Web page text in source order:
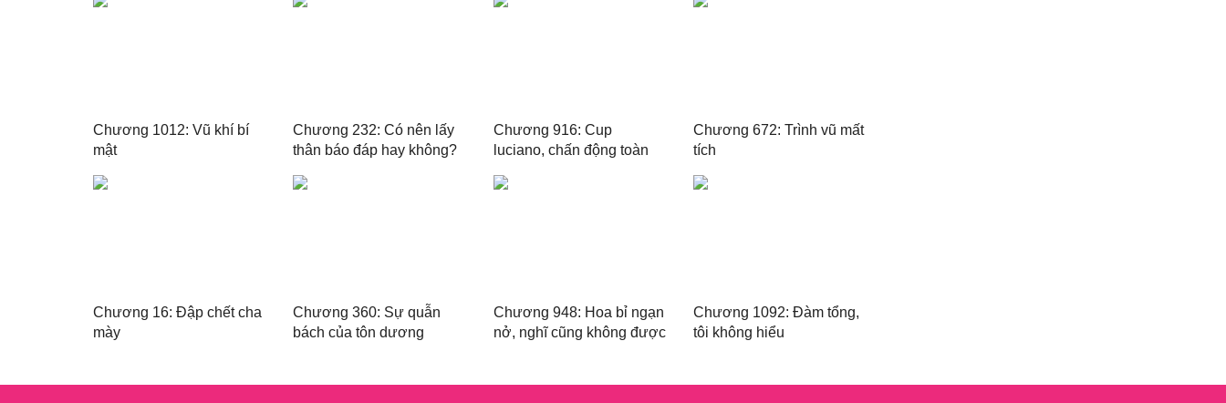
Chương 1012: Vũ khí bí
mật
Chương 232: Có nên lấy
thân báo đáp hay không?
Chương 916: Cup
luciano, chấn động toàn
Chương 672: Trình vũ mất
tích
Chương 16: Đập chết cha
mày
Chương 360: Sự quẫn
bách của tôn dương
Chương 948: Hoa bỉ ngạn
nở, nghĩ cũng không được
Chương 1092: Đàm tổng,
tôi không hiểu